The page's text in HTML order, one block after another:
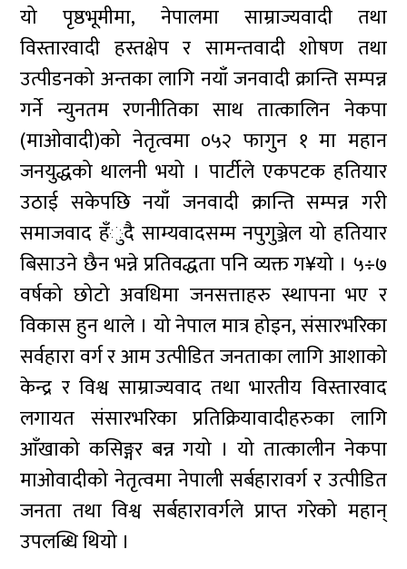
यो पृष्ठभूमीमा, नेपालमा साम्राज्यवादी तथा
विस्तारवादी हस्तक्षेप र सामन्तवादी शोषण तथा
उत्पीडनको अन्तका लागि नयाँ जनवादी क्रान्ति सम्पन्न
गर्ने न्युनतम रणनीतिका साथ तात्कालिन नेकपा
(माओवादी)को नेतृत्वमा ०५२ फागुन १ मा महान
जनयुद्धको थालनी भयो । पार्टीले एकपटक हतियार
उठाई सकेपछि नयाँ जनवादी क्रान्ति सम्पन्न गरी
समाजवाद हँुदै साम्यवादसम्म नपुगुञ्जेल यो हतियार
बिसाउने छैन भन्ने प्रतिवद्धता पनि व्यक्त ग¥यो । ५÷७
वर्षको छोटो अवधिमा जनसत्ताहरु स्थापना भए र
विकास हुन थाले । यो नेपाल मात्र होइन, संसारभरिका
सर्वहारा वर्ग र आम उत्पीडित जनताका लागि आशाको
केन्द्र र विश्व साम्राज्यवाद तथा भारतीय विस्तारवाद
लगायत संसारभरिका प्रतिक्रियावादीहरुका लागि
आँखाको कसिङ्गर बन्न गयो । यो तात्कालीन नेकपा
माओवादीको नेतृत्वमा नेपाली सर्बहारावर्ग र उत्पीडित
जनता तथा विश्व सर्बहारावर्गले प्राप्त गरेको महान्
उपलब्धि थियो ।